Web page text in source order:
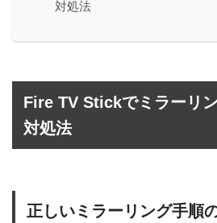
対処法
Fire TV Stickでミラーリ
対処法
正しいミラーリング手順